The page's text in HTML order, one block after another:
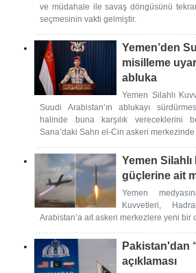
ve müdahale ile savaş döngüsünü
seçmesinin vakti gelmiştir.
Yemen’den
misilleme
abluka
Yemen Silahlı
Suudi Arabistan’ın ablukayı
halinde buna karşılık vereceklerini
Sana’daki Sahn el-Cin askeri merkezinde
Yemen
güçlerine ait
Yemen
Kuvvetleri,
Arabistan’a ait askeri merkezlere yeni bir
Pakistan'dan
açıklaması